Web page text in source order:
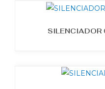
SILENCIADOR